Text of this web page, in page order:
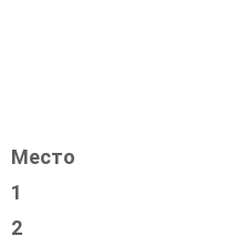
Место
1
2